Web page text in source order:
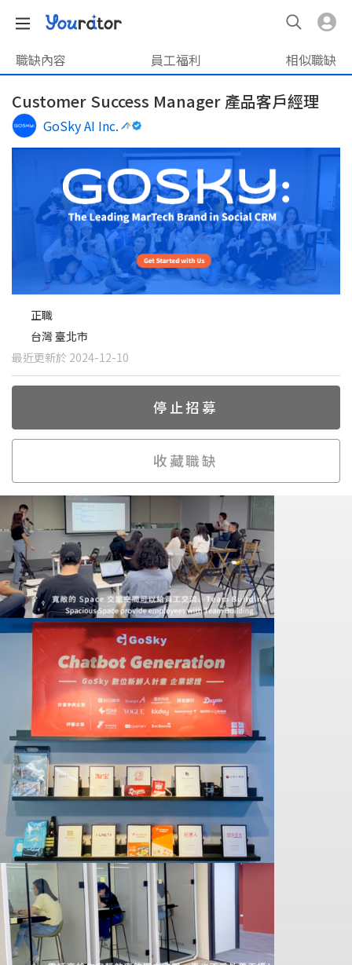
職缺內容 員工福利 相似職缺
Customer Success Manager 產品客戶經理
GoSky AI Inc.
正職
台灣 臺北市
最近更新於 2024-12-10
停止招募
收藏職缺